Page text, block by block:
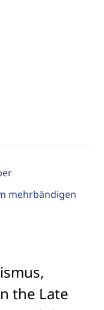
mehrbändigen
the Late